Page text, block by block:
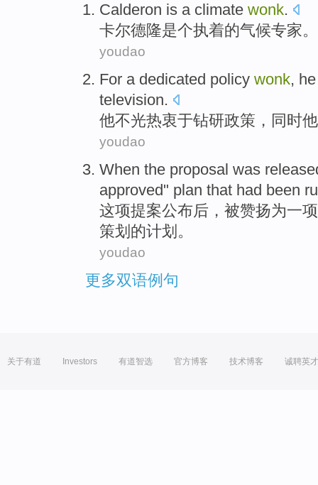
Calderon is a climate wonk.
卡尔德隆是个执着的气候专家。
youdao
For a dedicated policy wonk, he
television.
他不光热衷于钻研政策 ，同时他
youdao
When the proposal was
approved" plan that had been
这项提案公布后 ， 被赞扬为一
策划的计划。
youdao
更多双语例句
关于有道 Investors 有道智选 官方博客 技术博客 诚聘英才